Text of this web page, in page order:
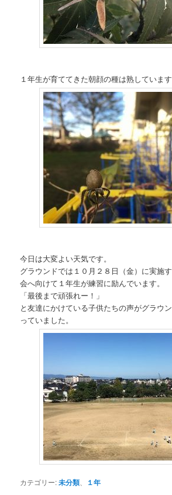
１年生が育ててきた朝顔の種は熟しています
今日は大変よい天気です。
グラウンドでは１０月２８日（金）に実施
会へ向けて１年生が練習に励んでいます。
「最後まで頑張れー！」
と友達にかけている子供たちの声がグラウ
っていました。
カテゴリー:未分類、 １年